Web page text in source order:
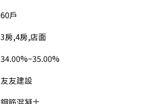
60戶
3房,4房,店面
34.00%~35.00%
友友建設